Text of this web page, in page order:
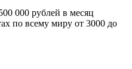
000 рублей в месяц
по всему миру от 3000 до